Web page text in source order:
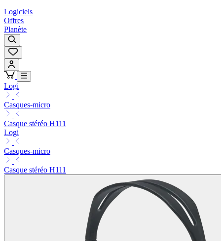
Logiciels
Offres
Planète
Logi
Casques-micro
Casque stéréo H111
Logi
Casques-micro
Casque stéréo H111